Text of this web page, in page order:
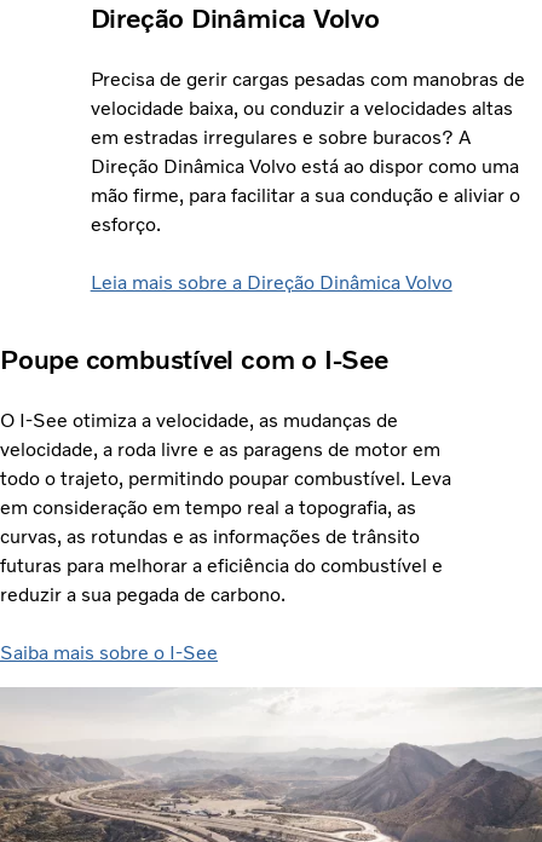
Direção Dinâmica Volvo
Precisa de gerir cargas pesadas com manobras de
velocidade baixa, ou conduzir a velocidades altas
em estradas irregulares e sobre buracos? A
Direção Dinâmica Volvo está ao dispor como uma
mão firme, para facilitar a sua condução e aliviar o
esforço.
Leia mais sobre a Direção Dinâmica Volvo
Poupe combustível com o I-See
O I-See otimiza a velocidade, as mudanças de
velocidade, a roda livre e as paragens de motor em
todo o trajeto, permitindo poupar combustível. Leva
em consideração em tempo real a topografia, as
curvas, as rotundas e as informações de trânsito
futuras para melhorar a eficiência do combustível e
reduzir a sua pegada de carbono.
Saiba mais sobre o I-See